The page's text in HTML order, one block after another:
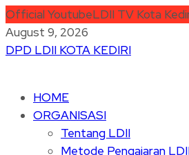
Official YoutubeLDII TV Kota
August 9, 2026
DPD LDII KOTA KEDIRI
HOME
ORGANISASI
Tentang LDII
Metode Pengajaran